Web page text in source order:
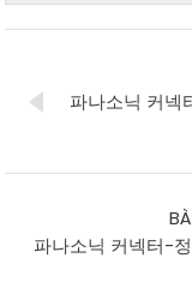
파나소닉 커넥
파나소닉 커넥터-